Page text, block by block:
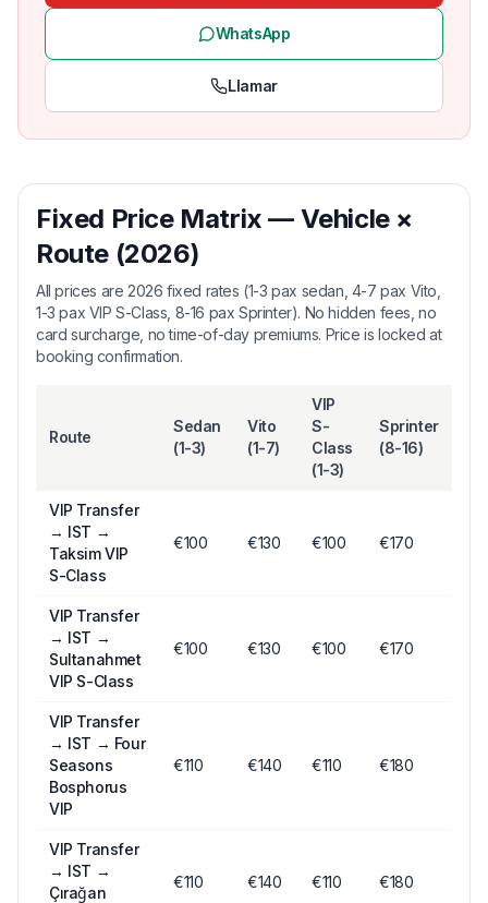
WhatsApp
Llamar
Fixed Price Matrix — Vehicle ×
Route (2026)
All prices are 2026 fixed rates (1-3 pax sedan, 4-7 pax Vito,
1-3 pax VIP S-Class, 8-16 pax Sprinter). No hidden fees, no
card surcharge, no time-of-day premiums. Price is locked at
booking confirmation.
Route
Sedan
(1-3)
Vito
(1-7)
VIP
S-
Class
(1-3)
Sprinter
(8-16)
VIP Transfer
→ IST →
Taksim VIP
S-Class
€100 €130 €100 €170
VIP Transfer
→ IST →
Sultanahmet
VIP S-Class
€100 €130 €100 €170
VIP Transfer
→ IST → Four
Seasons
Bosphorus
VIP
€110 €140 €110 €180
VIP Transfer
→ IST →
Çırağan
€110 €140 €110 €180